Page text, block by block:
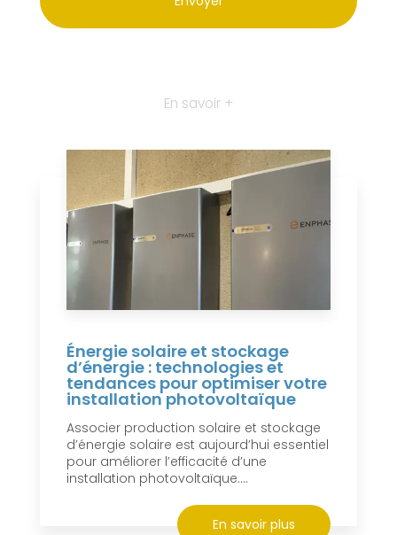
En savoir +
Énergie solaire et stockage
d’énergie : technologies et
tendances pour optimiser votre
installation photovoltaïque
Associer production solaire et stockage
d’énergie solaire est aujourd’hui essentiel
pour améliorer l’efficacité d’une
installation photovoltaïque....
En savoir plus